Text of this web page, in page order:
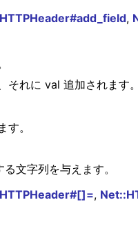
,
れに val 追加されます。
。
文字列を与えます。
,